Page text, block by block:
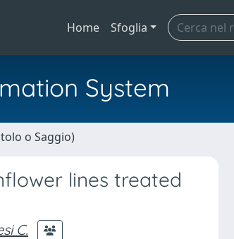
Home Sfoglia
System
o Saggio)
lines treated
C.